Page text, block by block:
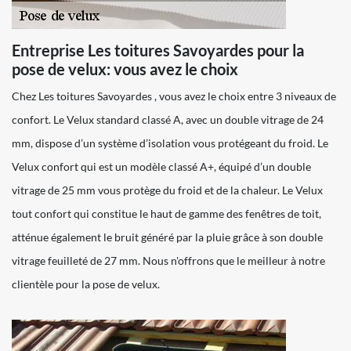
Entreprise Les toitures Savoyardes pour la
pose de velux: vous avez le choix
Chez Les toitures Savoyardes , vous avez le choix entre 3 niveaux de
confort. Le Velux standard classé A, avec un double vitrage de 24
mm, dispose d’un système d’isolation vous protégeant du froid. Le
Velux confort qui est un modèle classé A+, équipé d’un double
vitrage de 25 mm vous protège du froid et de la chaleur. Le Velux
tout confort qui constitue le haut de gamme des fenêtres de toit,
atténue également le bruit généré par la pluie grâce à son double
vitrage feuilleté de 27 mm. Nous n'offrons que le meilleur à notre
clientèle pour la pose de velux.